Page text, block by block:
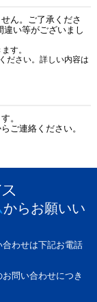
ん。ご了承くださ
い等がございまし
す。
ださい。詳しい内容は
。
ご連絡ください。
からお願いい
わせは下記お電話
問い合わせにつき